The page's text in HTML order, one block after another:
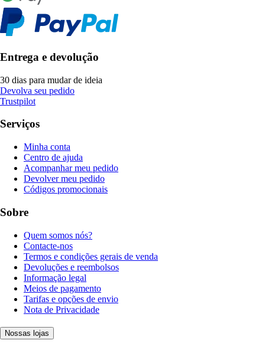
Entrega e devolução
30 dias para mudar de ideia
Devolva seu pedido
Trustpilot
Serviços
Minha conta
Centro de ajuda
Acompanhar meu pedido
Devolver meu pedido
Códigos promocionais
Sobre
Quem somos nós?
Contacte-nos
Termos e condições gerais de venda
Devoluções e reembolsos
Informação legal
Meios de pagamento
Tarifas e opções de envio
Nota de Privacidade
Nossas lojas